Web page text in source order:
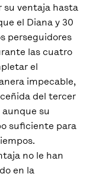
su ventaja hasta
el Diana y 30
perseguidores
las cuatro
el
impecable,
del tercer
su
suficiente para
no le han
en la